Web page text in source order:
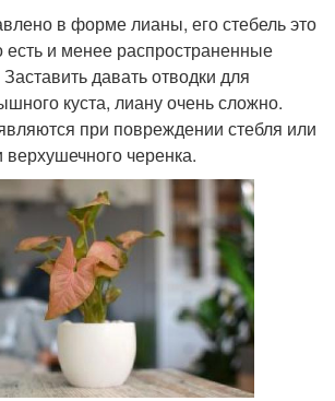
в форме лианы, его стебель это
есть и менее распространенные
давать отводки для
куста, лиану очень сложно.
при повреждении стебля или
черенка.